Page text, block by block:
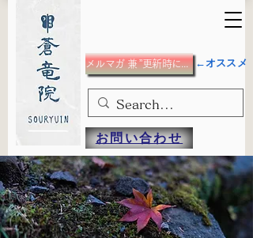
メルマガ 兼 ”更新時にメール”希望の方 ←オススメ
お問い合わせ